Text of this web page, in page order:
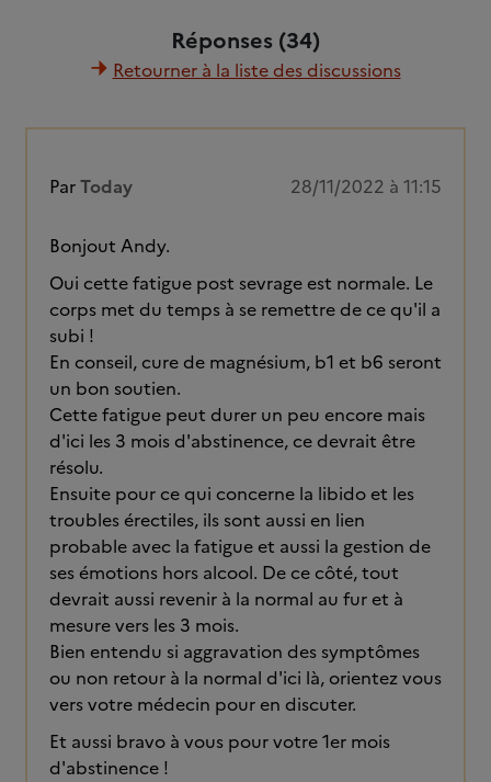
Réponses (34)
Retourner à la liste des discussions
ParToday 28/11/2022 à 11:15
Bonjout Andy.
Oui cette fatigue post sevrage est normale. Le
corps met du temps à se remettre de ce qu'il a
subi !
En conseil, cure de magnésium, b1 et b6 seront
un bon soutien.
Cette fatigue peut durer un peu encore mais
d'ici les 3 mois d'abstinence, ce devrait être
résolu.
Ensuite pour ce qui concerne la libido et les
troubles érectiles, ils sont aussi en lien
probable avec la fatigue et aussi la gestion de
ses émotions hors alcool. De ce côté, tout
devrait aussi revenir à la normal au fur et à
mesure vers les 3 mois.
Bien entendu si aggravation des symptômes
ou non retour à la normal d'ici là, orientez vous
vers votre médecin pour en discuter.
Et aussi bravo à vous pour votre 1er mois
d'abstinence !